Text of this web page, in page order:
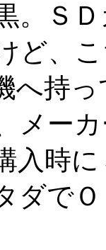
。Ｓ
ど、
へ持っ
メー
入時
ダで